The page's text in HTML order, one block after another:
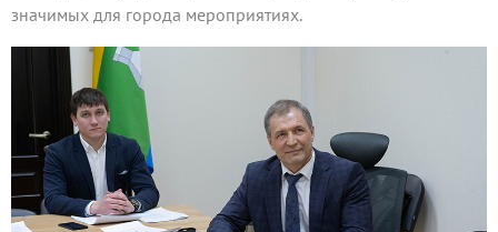
значимых для города мероприятиях.